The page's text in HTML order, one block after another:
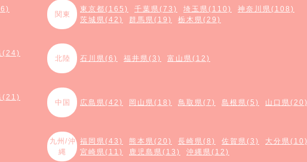
関東
東京都(165) 千葉県(73) 埼玉県(110)
神奈川県(108)
茨城県(42)
群馬県(19) 栃木県(29)
(24)
北陸 石川県(6) 福井県(3) 富山県(12)
(21)
中国 広島県(42) 岡山県(18) 鳥取県(7) 島根県(5) 山口県(20)
九州/沖
縄
福岡県(43) 熊本県(20) 長崎県(8) 佐賀県(3)
大分県(10)
宮崎県(11)
鹿児島県(13) 沖縄県(12)